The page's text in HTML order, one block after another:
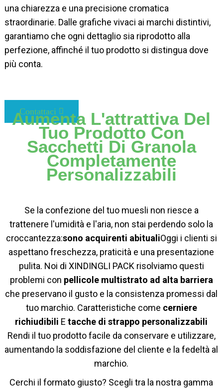
una chiarezza e una precisione cromatica
straordinarie. Dalle grafiche vivaci ai marchi distintivi,
garantiamo che ogni dettaglio sia riprodotto alla
perfezione, affinché il tuo prodotto si distingua dove
più conta.
Contattaci
Aumenta L'attrattiva Del
Tuo Prodotto Con
Sacchetti Di Granola
Completamente
Personalizzabili
Se la confezione del tuo muesli non riesce a
trattenere l'umidità e l'aria, non stai perdendo solo la
croccantezza:sono acquirenti abitualiOggi i clienti si
aspettano freschezza, praticità e una presentazione
pulita. Noi di XINDINGLI PACK risolviamo questi
problemi con pellicole multistrato ad alta barriera
che preservano il gusto e la consistenza promessi dal
tuo marchio. Caratteristiche come cerniere
richiudibili Etacche di strappo personalizzabili
Rendi il tuo prodotto facile da conservare e utilizzare,
aumentando la soddisfazione del cliente e la fedeltà al
marchio.
Cerchi il formato giusto? Scegli tra la nostra gamma